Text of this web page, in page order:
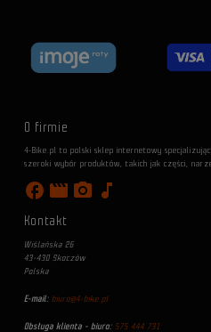
O firmie
4-Bike.pl to polski sklep internetowy
szeroki wybór produktów, takich jak części,
facebook movie photo_camera music_note
Kontakt
Wiślańska 26
43-430 Skoczów
Polska
E-mail: biuro@4-bike.pl
Obsługa klienta - biuro: 575 444 731